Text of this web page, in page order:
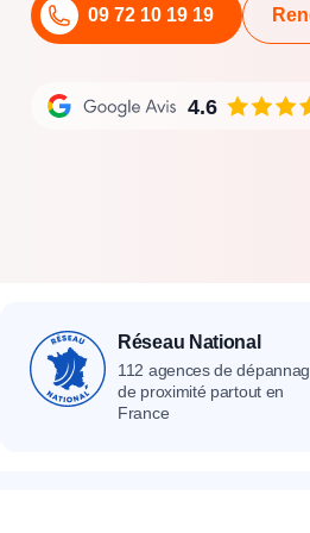
gratuit Contact
Devis gratuit Contact
09 72 10 19 19
4.6
Réseau National
112 agences de
de proximité partout en
France